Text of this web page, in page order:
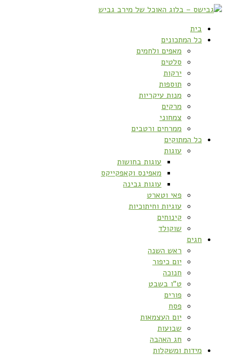
בית
כל המתכונים
מאפים ולחמים
סלטים
ירקות
תוספות
מנות עיקריות
מרקים
צמחוני
ממרחים ורטבים
כל המתוקים
עוגות
עוגות בחושות
מאפינס וקאפקייקס
עוגות גבינה
פאי וטארט
עוגיות וחיתוכיות
קינוחים
שוקולד
חגים
ראש השנה
יום כיפור
חנוכה
ט”ו בשבט
פורים
פסח
יום העצמאות
שבועות
חג האהבה
מידות ומשקלות